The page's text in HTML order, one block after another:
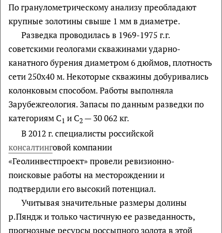
По гранулометрическому анализу преобладают
крупные золотины свыше 1 мм в диаметре.
Разведка проводилась в 1969-1975 г.г.
советскими геологами скважинами ударно-
канатного бурения диаметром 6 дюймов, плотность
сети 250х40 м. Некоторые скважины добуривались
колонковым способом. Работы выполняла
Зарубежгеология. Запасы по данным разведки по
категориям С1 и С2 — 30 062 кг.
В 2012 г. специалисты российской
консалтинговой компании
«Геолинвестпроект» провели ревизионно-
поисковые работы на месторождении и
подтвердили его высокий потенциал.
Учитывая значительные размеры долины
р.Пяндж и только частичную ее разведанность,
прогнозные ресурсы россыпного золота в этой